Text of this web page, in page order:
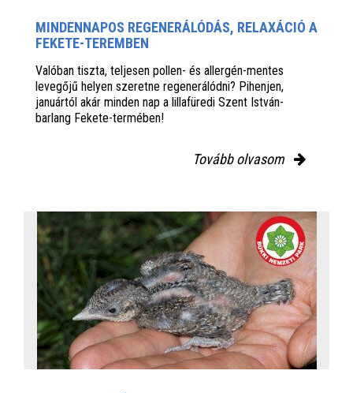
MINDENNAPOS REGENERÁLÓDÁS, RELAXÁCIÓ A
FEKETE-TEREMBEN
Valóban tiszta, teljesen pollen- és allergén-mentes
levegőjű helyen szeretne regenerálódni? Pihenjen,
januártól akár minden nap a lillafüredi Szent István-
barlang Fekete-termében!
Tovább olvasom